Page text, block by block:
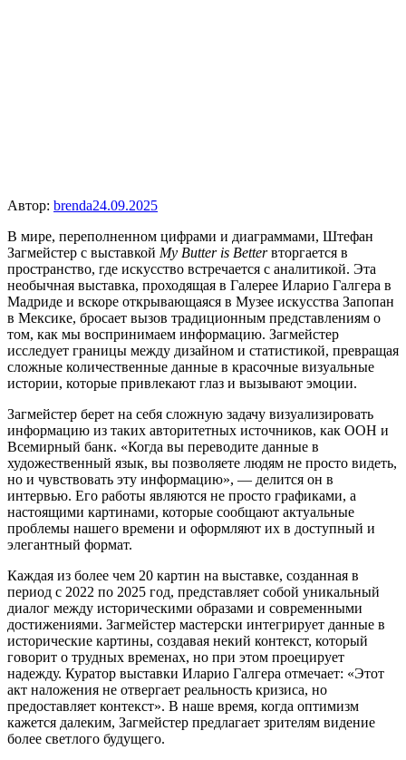
Автор: brenda24.09.2025
В мире, переполненном цифрами и диаграммами, Штефан
Загмейстер с выставкой My Butter is Betterвторгается в
пространство, где искусство встречается с аналитикой. Эта
необычная выставка, проходящая в Галерее Илариo Галгера в
Мадриде и вскоре открывающаяся в Музее искусства Запопан
в Мексике, бросает вызов традиционным представлениям о
том, как мы воспринимаем информацию. Загмейстер
исследует границы между дизайном и статистикой, превращая
сложные количественные данные в красочные визуальные
истории, которые привлекают глаз и вызывают эмоции.
Загмейстер берет на себя сложную задачу визуализировать
информацию из таких авторитетных источников, как ООН и
Всемирный банк. «Когда вы переводите данные в
художественный язык, вы позволяете людям не просто видеть,
но и чувствовать эту информацию», — делится он в
интервью. Его работы являются не просто графиками, а
настоящими картинами, которые сообщают актуальные
проблемы нашего времени и оформляют их в доступный и
элегантный формат.
Каждая из более чем 20 картин на выставке, созданная в
период с 2022 по 2025 год, представляет собой уникальный
диалог между историческими образами и современными
достижениями. Загмейстер мастерски интегрирует данные в
исторические картины, создавая некий контекст, который
говорит о трудных временах, но при этом проецирует
надежду. Куратор выставки Илариo Галгера отмечает: «Этот
акт наложения не отвергает реальность кризиса, но
предоставляет контекст». В наше время, когда оптимизм
кажется далеким, Загмейстер предлагает зрителям видение
более светлого будущего.